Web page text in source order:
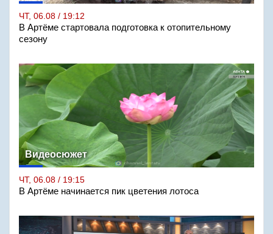
ЧТ, 06.08 / 19:12
В Артёме стартовала подготовка к отопительному
сезону
Видеосюжет
ЧТ, 06.08 / 19:15
В Артёме начинается пик цветения лотоса